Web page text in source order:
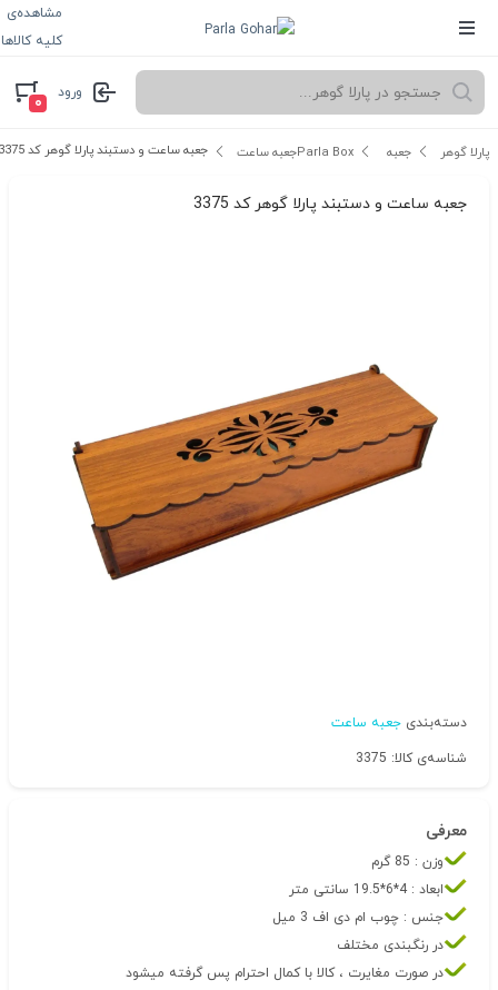
مشاهده‌ی
کلیه کالاها
ورود
۰
پارلا گوهر جعبه Parla Box جعبه ساعت جعبه ساعت و دستبند پارلا گوهر کد 3375
جعبه ساعت و دستبند پارلا گوهر کد 3375
دسته‌بندی جعبه ساعت
شناسه‌ی کالا: 3375
معرفی
وزن : 85 گرم
ابعاد : 4*6*19.5 سانتی متر
جنس : چوب ام دی اف 3 میل
در رنگبندی مختلف
در صورت مغایرت ، کالا با کمال احترام پس گرفته میشود